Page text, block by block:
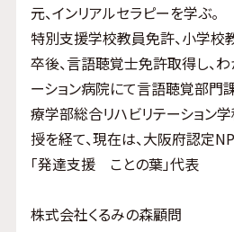
元、インリアルセラピーを学ぶ。
特別支援学校教員免許、小学校
卒後、言語聴覚士免許取得し、わ
ーション病院にて言語聴覚部門
療学部総合リハビリテーション
授を経て、現在は、大阪府認定
「発達支援 ことの葉」代表
株式会社くるみの森顧問